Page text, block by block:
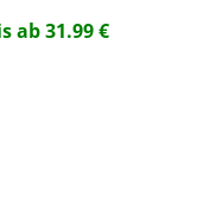
ab31.99€